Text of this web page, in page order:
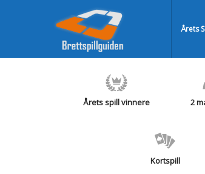
Årets
Årets spill vinnere 2
Kortspill